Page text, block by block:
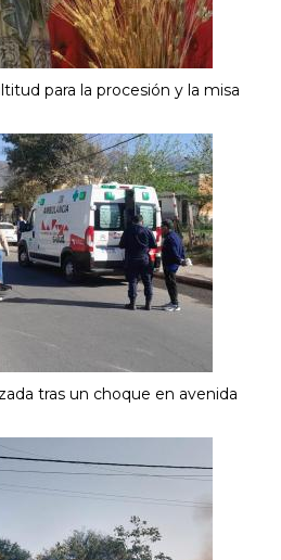
para la procesión y la misa
tras un choque en avenida